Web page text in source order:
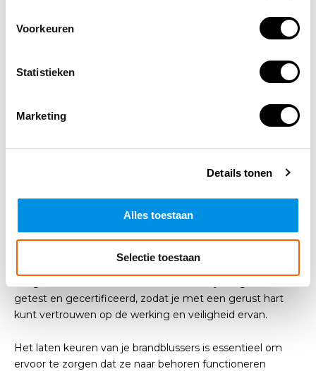
Voorkeuren
Statistieken
Marketing
Details tonen
Alles toestaan
Selectie toestaan
Een PFAS- of fluorvrije brandblusser is geschikt voor
diverse toepassingen. Of je nu thuis, in een voertuig of op
middelgrote branden bestrijden. Het is aan te raden om in
elke keuken, werkplaats en op elke verdieping van je huis
en openbare gebouwen is het gebruik van brandblussers
milieubewuste keuze.
fluorvrije brandblusser
Wanneer je een fluorvrije brandblusser aanschaft bij
getest en gecertificeerd, zodat je met een gerust hart
kunt vertrouwen op de werking en veiligheid ervan.
Het laten keuren van je brandblussers is essentieel om
ervoor te zorgen dat ze naar behoren functioneren